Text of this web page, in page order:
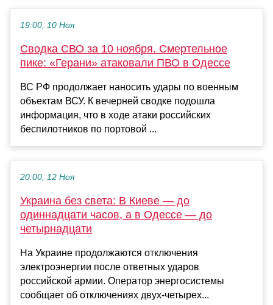
19:00, 10 Ноя
Сводка СВО за 10 ноября. Смертельное
пике: «Герани» атаковали ПВО в Одессе
ВС РФ продолжает наносить удары по военным
объектам ВСУ. К вечерней сводке подошла
информация, что в ходе атаки российских
беспилотников по портовой ...
20:00, 12 Ноя
Украина без света: В Киеве — до
одиннадцати часов, а в Одессе — до
четырнадцати
На Украине продолжаются отключения
электроэнергии после ответных ударов
российской армии. Оператор энергосистемы
сообщает об отключениях двух-четырех...